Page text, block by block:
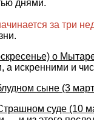
днями.
за три
о
а искренними и
сыне (3
суде (10